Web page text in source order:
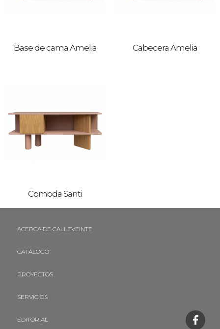
Base de cama Amelia Cabecera Amelia
Comoda Santi
ACERCA DE CALLEVEINTE
CATÁLOGO
PROYECTOS
SERVICIOS
EDITORIAL